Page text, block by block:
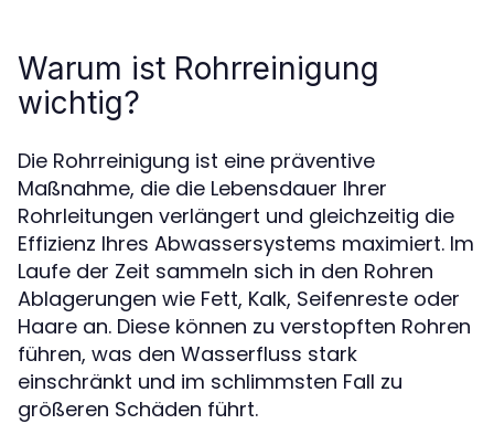
Warum ist Rohrreinigung
wichtig?
Die Rohrreinigung ist eine präventive
Maßnahme, die die Lebensdauer Ihrer
Rohrleitungen verlängert und gleichzeitig die
Effizienz Ihres Abwassersystems maximiert. Im
Laufe der Zeit sammeln sich in den Rohren
Ablagerungen wie Fett, Kalk, Seifenreste oder
Haare an. Diese können zu verstopften Rohren
führen, was den Wasserfluss stark
einschränkt und im schlimmsten Fall zu
größeren Schäden führt.